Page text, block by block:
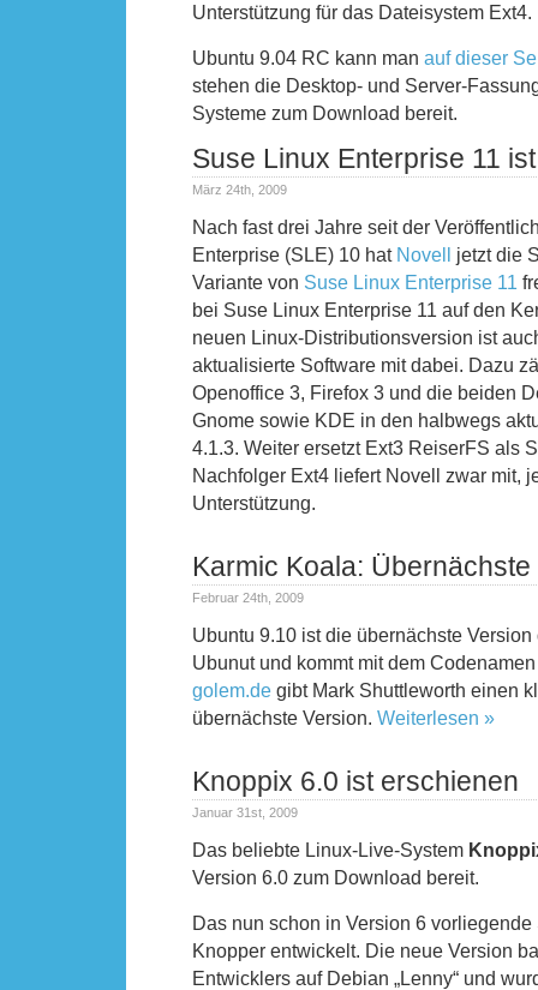
Unterstützung für das Dateisystem Ext4.
Ubuntu 9.04 RC kann man auf dieser
stehen die Desktop- und Server-
Systeme zum Download bereit.
Suse Linux Enterprise 11
März 24th, 2009
Nach fast drei Jahre seit der
Enterprise (SLE) 10 hat Novell jetzt die
Variante von Suse Linux Enterprise 11
bei Suse Linux Enterprise 11 auf den
neuen Linux-Distributionsversion ist
aktualisierte Software mit dabei. Dazu
Openoffice 3, Firefox 3 und die beiden
Gnome sowie KDE in den halbwegs
4.1.3. Weiter ersetzt Ext3 ReiserFS als
Nachfolger Ext4 liefert Novell zwar mit,
Unterstützung.
Karmic Koala:
Februar 24th, 2009
Ubuntu 9.10 ist die übernächste
Ubunut und kommt mit dem
golem.de gibt Mark Shuttleworth einen
übernächste Version. Weiterlesen »
Knoppix 6.0 ist erschienen
Januar 31st, 2009
Das beliebte Linux-Live-System
Version 6.0 zum Download bereit.
Das nun schon in Version 6
Knopper entwickelt. Die neue Version
Entwicklers auf Debian „Lenny“ und